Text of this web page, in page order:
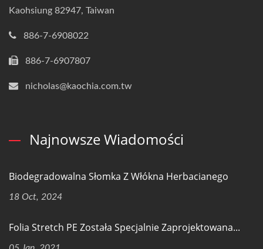
Kaohsiung 82947, Taiwan
886-7-6908022
886-7-6907807
nicholas@kaochia.com.tw
Najnowsze Wiadomości
Biodegradowalna Słomka Z Włókna Herbacianego
18 Oct, 2024
Folia Stretch PE Została Specjalnie Zaprojektowana...